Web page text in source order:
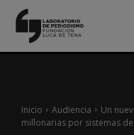
Inicio Audiencia
Un
millonarias por sistemas de